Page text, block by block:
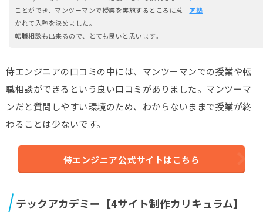
ことができ、マンツーマンで授業を実施するところに惹
かれて入塾を決めました。
転職相談も出来るので、とても良いと思います。
ア塾
侍エンジニアの口コミの中には、マンツーマンでの授業や転
職相談ができるという良い口コミがありました。マンツーマ
ンだと質問しやすい環境のため、わからないままで授業が終
わることは少ないです。
侍エンジニア公式サイトはこちら
テックアカデミー【4サイト制作カリキュラム】